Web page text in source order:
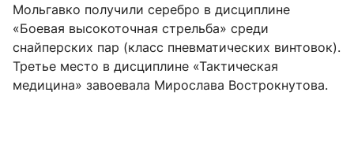
Мольгавко получили серебро в дисциплине
«Боевая высокоточная стрельба» среди
снайперских пар (класс пневматических винтовок).
Третье место в дисциплине «Тактическая
медицина» завоевала Мирослава Вострокнутова.